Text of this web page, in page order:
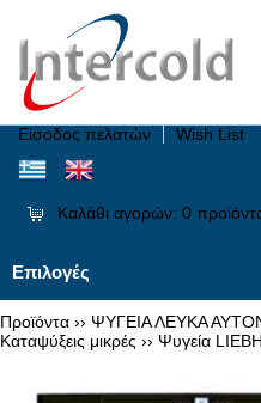
Είσοδος πελατών Wish List
Καλάθι αγορών: 0
Επιλογές
Προϊόντα ›› ΨΥΓΕΙΑ ΛΕΥΚΑ
Καταψύξεις μικρές ›› Ψυγεία